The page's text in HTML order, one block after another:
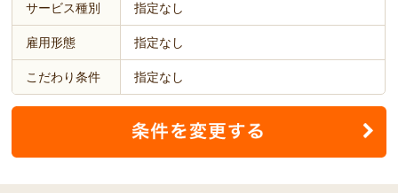
サービス種別 指定なし
雇用形態 指定なし
こだわり条件 指定なし